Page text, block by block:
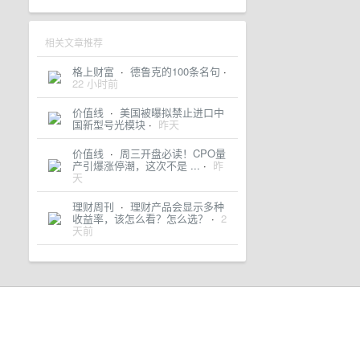
相关文章推荐
格上财富 · 德鲁克的100条名句 ·
22 小时前
价值线 · 美国被曝拟禁止进口中
国新型号光模块 · 昨天
价值线 · 周三开盘必读！CPO量
产引爆涨停潮，这次不是 ... · 昨
天
理财周刊 · 理财产品会显示多种
收益率，该怎么看？怎么选？ · 2
天前